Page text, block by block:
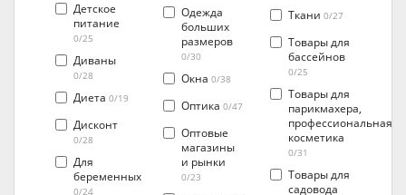
Детское
питание
0/25
Диваны
0/28
Диета 0/19
Дисконт
0/28
Для
беременных
0/24
Одежда
больших
размеров
0/30
Окна 0/38
Оптика 0/47
Оптовые
магазины
и рынки
0/23
Ткани0/27
Товары для
бассейнов
0/25
Товары для
парикмахера,
профессиональная
косметика
0/31
Товары для
садовода